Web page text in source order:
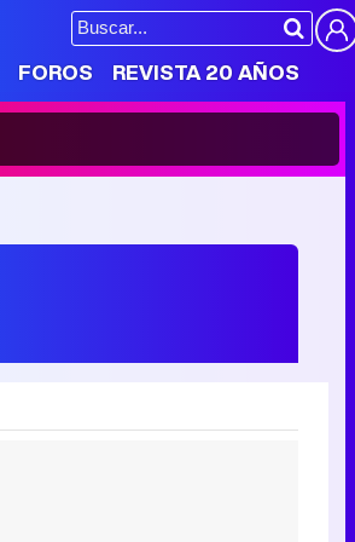
FOROS REVISTA 20 AÑOS